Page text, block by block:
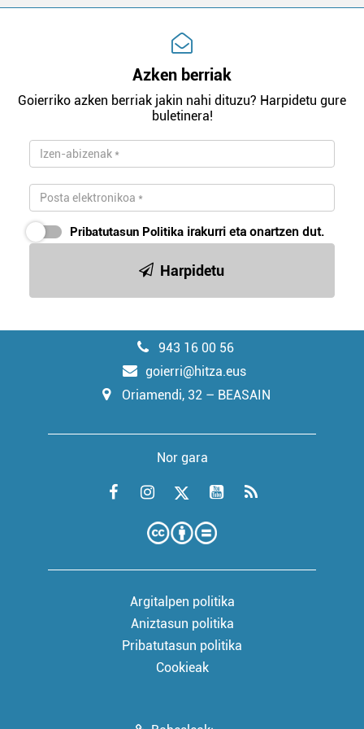
Azken berriak
Goierriko azken berriak jakin nahi dituzu? Harpidetu gure
buletinera!
Pribatutasun Politika irakurri eta onartzen dut.
Harpidetu
943 16 00 56
goierri@hitza.eus
Oriamendi, 32 – BEASAIN
Nor gara
Argitalpen politika
Aniztasun politika
Pribatutasun politika
Cookieak